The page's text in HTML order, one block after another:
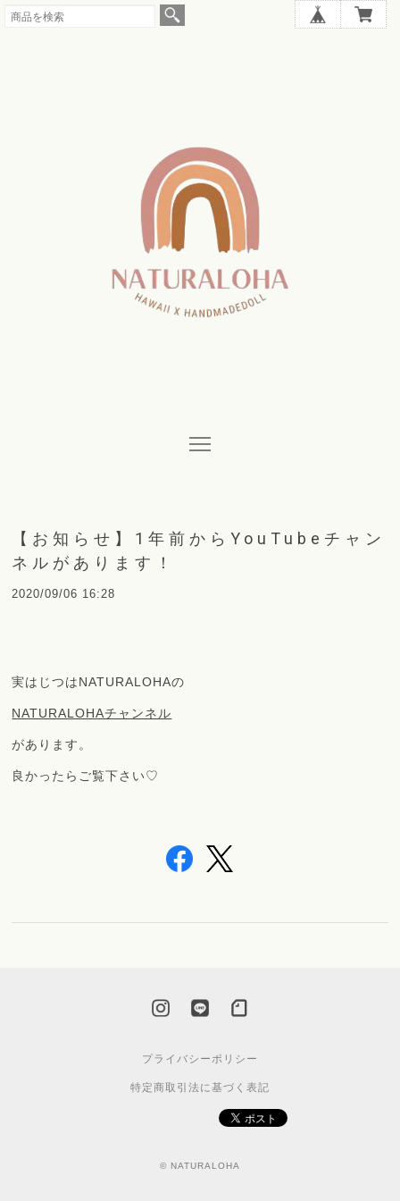
【お知らせ】1年前からYouTubeチャン
ネルがあります！
2020/09/06 16:28
実はじつはNATURALOHAの
NATURALOHAチャンネル
があります。
良かったらご覧下さい♡
プライバシーポリシー
特定商取引法に基づく表記
© NATURALOHA